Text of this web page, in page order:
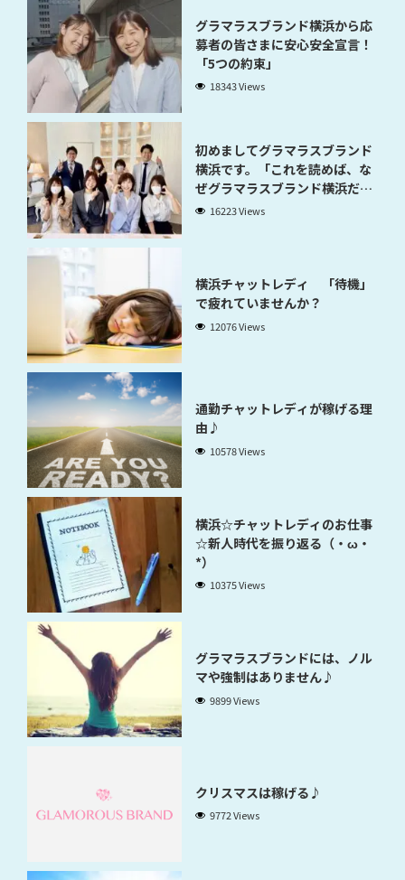
グラマラスブランド横浜から応
募者の皆さまに安心安全宣言！
「5つの約束」
18343 Views
初めましてグラマラスブランド
横浜です。「これを読めば、な
ぜグラマラスブランド横浜だと
稼げるのかが分かります」
16223 Views
横浜チャットレディ 「待機」
で疲れていませんか？
12076 Views
通勤チャットレディが稼げる理
由♪
10578 Views
横浜☆チャットレディのお仕事
☆新人時代を振り返る（・ω・
*）
10375 Views
グラマラスブランドには、ノル
マや強制はありません♪
9899 Views
クリスマスは稼げる♪
9772 Views